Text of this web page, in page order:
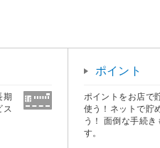
期
ス
ポイント
ポイントをお店で
使う！ネットで貯
う！ 面倒な手続
す。